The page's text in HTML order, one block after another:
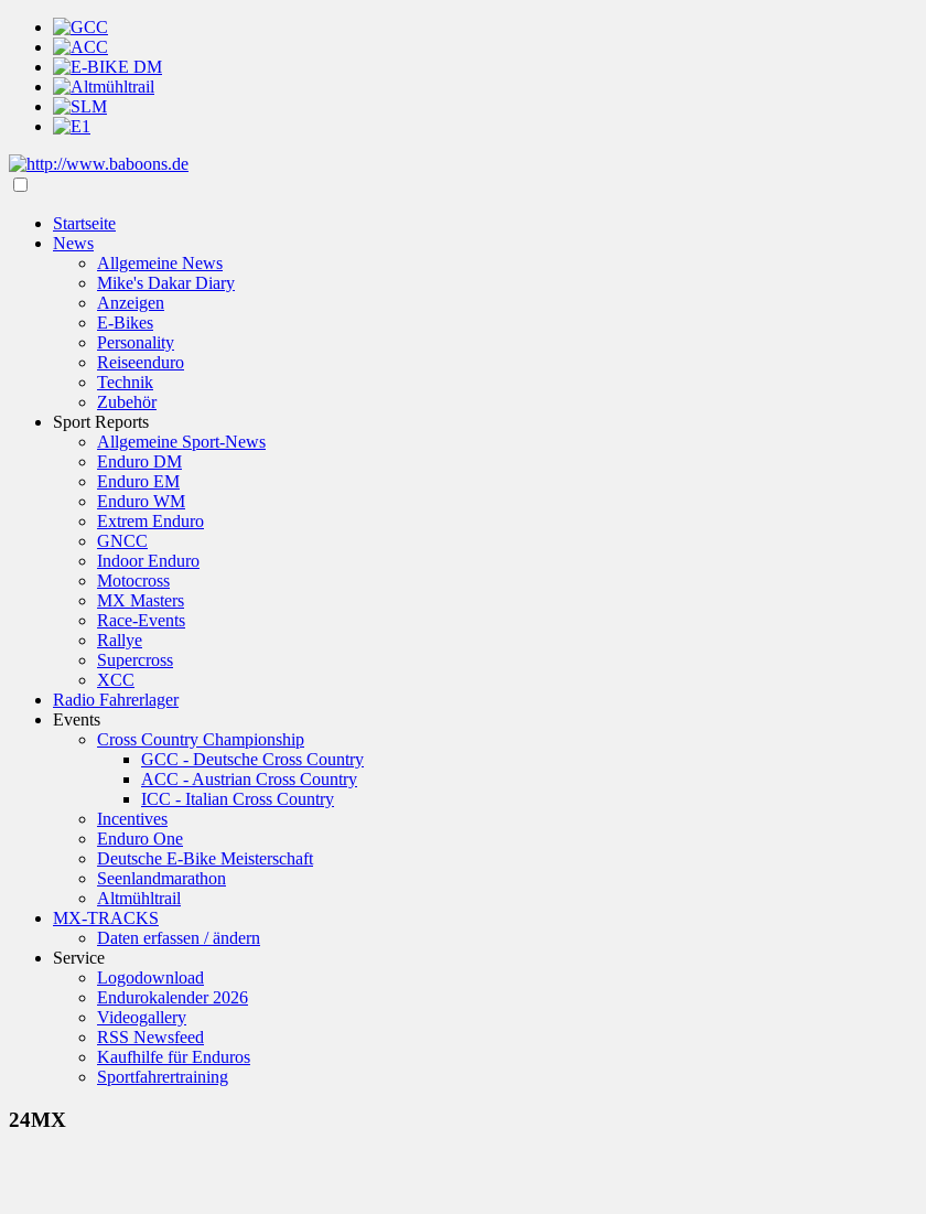
Startseite
News
Allgemeine News
Mike's Dakar Diary
Anzeigen
E-Bikes
Personality
Reiseenduro
Technik
Zubehör
Sport Reports
Allgemeine Sport-News
Enduro DM
Enduro EM
Enduro WM
Extrem Enduro
GNCC
Indoor Enduro
Motocross
MX Masters
Race-Events
Rallye
Supercross
XCC
Radio Fahrerlager
Events
Cross Country Championship
GCC - Deutsche Cross Country
ACC - Austrian Cross Country
ICC - Italian Cross Country
Incentives
Enduro One
Deutsche E-Bike Meisterschaft
Seenlandmarathon
Altmühltrail
MX-TRACKS
Daten erfassen / ändern
Service
Logodownload
Endurokalender 2026
Videogallery
RSS Newsfeed
Kaufhilfe für Enduros
Sportfahrertraining
24MX